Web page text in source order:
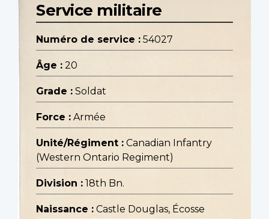
Service militaire
Numéro de service : 54027
Âge : 20
Grade : Soldat
Force : Armée
Unité/Régiment : Canadian Infantry
(Western Ontario Regiment)
Division : 18th Bn.
Naissance : Castle Douglas, Écosse